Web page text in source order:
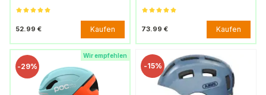
52.99 € Kaufen 73.99 € Kaufen
Wir empfehlen
-29% -15%